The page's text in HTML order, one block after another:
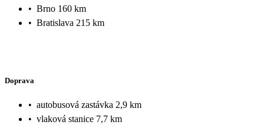
• Brno 160 km
• Bratislava 215 km
Doprava
• autobusová zastávka 2,9 km
• vlaková stanice 7,7 km